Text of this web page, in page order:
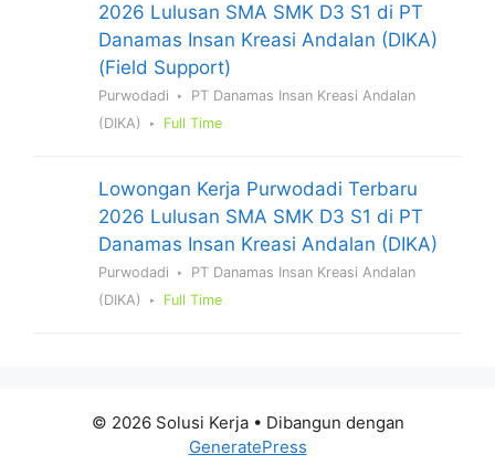
2026 Lulusan SMA SMK D3 S1 di PT
Danamas Insan Kreasi Andalan (DIKA)
(Field Support)
Purwodadi
PT Danamas Insan Kreasi Andalan
(DIKA)
Full Time
Lowongan Kerja Purwodadi Terbaru
2026 Lulusan SMA SMK D3 S1 di PT
Danamas Insan Kreasi Andalan (DIKA)
Purwodadi
PT Danamas Insan Kreasi Andalan
(DIKA)
Full Time
© 2026 Solusi Kerja• Dibangun dengan
GeneratePress